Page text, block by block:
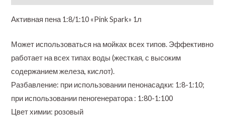
Активная пена 1:8/1:10 «Pink Spark» 1л
Может использоваться на мойках всех типов. Эффективно
работает на всех типах воды (жесткая, с высоким
содержанием железа, кислот).
Разбавление: при использовании пенонасадки: 1:8-1:10;
при использовании пеногенератора : 1:80-1:100
Цвет химии: розовый